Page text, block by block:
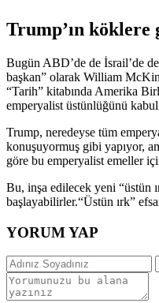
Trump’ın köklere
Bugün ABD’de de İsrail’de
başkan” olarak William
“Tarih” kitabında Amerika
emperyalist üstünlüğünü
Trump, neredeyse tüm
konuşuyormuş gibi yapıyor,
göre bu emperyalist emeller
Bu, inşa edilecek yeni “üstün
başlayabilirler.“Üstün ırk”
YORUM YAP